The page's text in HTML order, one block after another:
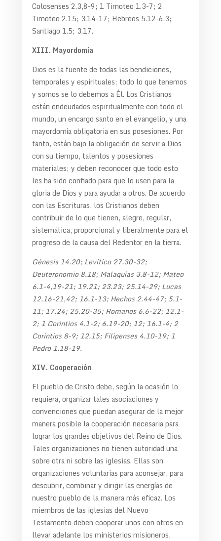
Colosenses 2.3,8-9; 1 Timoteo 1.3-7; 2
Timoteo 2.15; 3.14-17; Hebreos 5.12-6.3;
Santiago 1.5; 3.17.
XIII. Mayordomía
Dios es la fuente de todas las bendiciones,
temporales y espirituales; todo lo que tenemos
y somos se lo debemos a Él. Los Cristianos
están endeudados espiritualmente con todo el
mundo, un encargo santo en el evangelio, y una
mayordomía obligatoria en sus posesiones. Por
tanto, están bajo la obligación de servir a Dios
con su tiempo, talentos y posesiones
materiales; y deben reconocer que todo esto
les ha sido confiado para que lo usen para la
gloria de Dios y para ayudar a otros. De acuerdo
con las Escrituras, los Cristianos deben
contribuir de lo que tienen, alegre, regular,
sistemática, proporcional y liberalmente para el
progreso de la causa del Redentor en la tierra.
Génesis 14.20; Levítico 27.30-32;
Deuteronomio 8.18; Malaquías 3.8-12; Mateo
6.1-4,19-21; 19.21; 23.23; 25.14-29; Lucas
12.16-21,42; 16.1-13; Hechos 2.44-47; 5.1-
11; 17.24; 25.20-35; Romanos 6.6-22; 12.1-
2; 1 Corintios 4.1-2; 6.19-20; 12; 16.1-4; 2
Corintios 8-9; 12.15; Filipenses 4.10-19; 1
Pedro 1.18-19.
XIV. Cooperación
El pueblo de Cristo debe, según la ocasión lo
requiera, organizar tales asociaciones y
convenciones que puedan asegurar de la mejor
manera posible la cooperación necesaria para
lograr los grandes objetivos del Reino de Dios.
Tales organizaciones no tienen autoridad una
sobre otra ni sobre las iglesias. Ellas son
organizaciones voluntarias para aconsejar, para
descubrir, combinar y dirigir las energías de
nuestro pueblo de la manera más eficaz. Los
miembros de las iglesias del Nuevo
Testamento deben cooperar unos con otros en
llevar adelante los ministerios misioneros,